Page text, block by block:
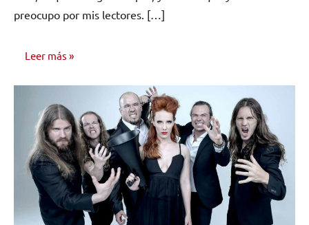
preocupo por mis lectores. […]
Leer más